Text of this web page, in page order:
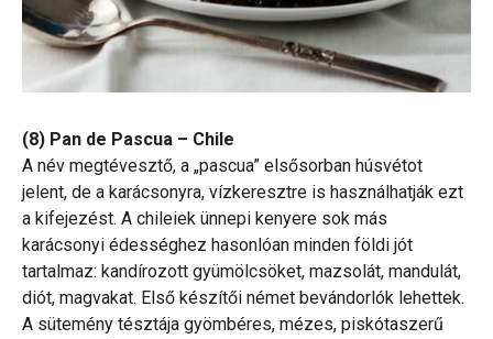
(8) Pan de Pascua – Chile
A név megtévesztő, a „pascua” elsősorban húsvétot
jelent, de a karácsonyra, vízkeresztre is használhatják ezt
a kifejezést. A chileiek ünnepi kenyere sok más
karácsonyi édességhez hasonlóan minden földi jót
tartalmaz: kandírozott gyümölcsöket, mazsolát, mandulát,
diót, magvakat. Első készítői német bevándorlók lehettek.
A sütemény tésztája gyömbéres, mézes, piskótaszerű